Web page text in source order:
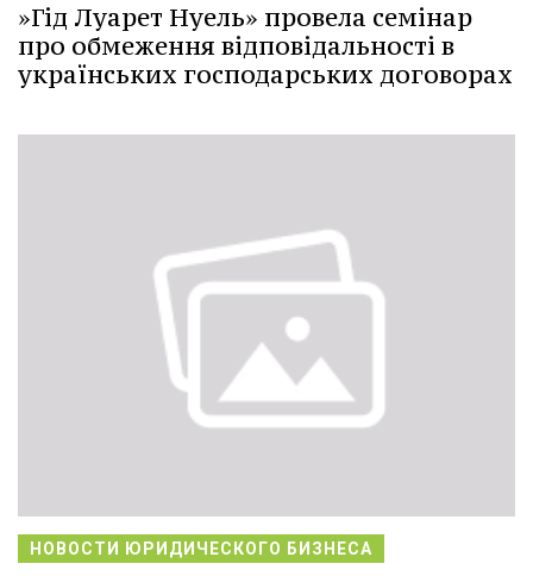
»Гід Луарет Нуель» провела семінар
про обмеження відповідальності в
українських господарських договорах
НОВОСТИ ЮРИДИЧЕСКОГО БИЗНЕСА